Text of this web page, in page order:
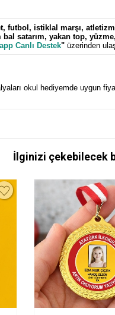
, futbol , istiklal marşı, atletizm
bal satarım, yakan top, yüzme,
Canlı Destek" üzerinden
okul hediyemde uygun
İlginizi çekebilecek